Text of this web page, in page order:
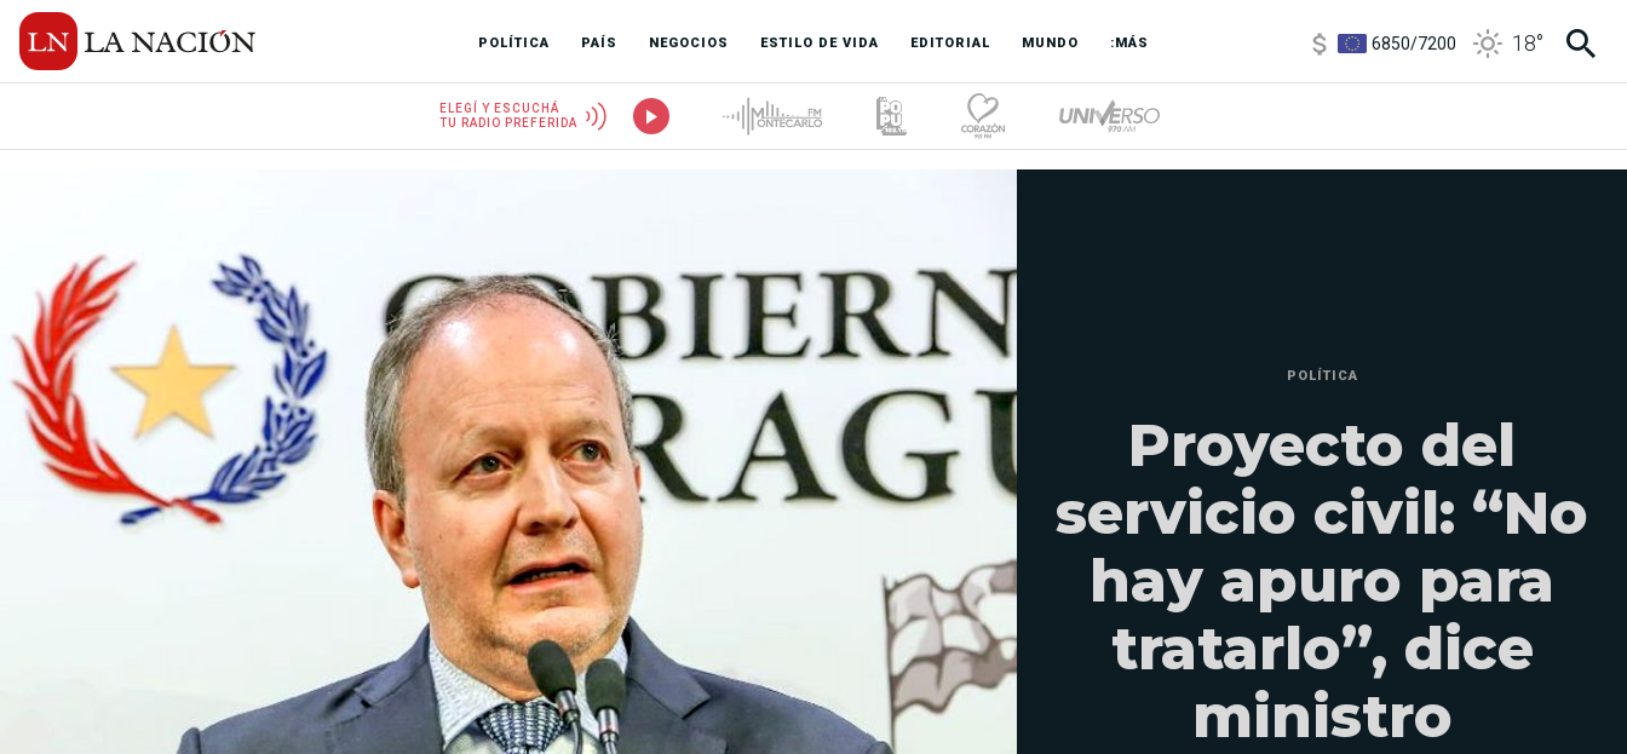
POLÍTICA PAÍS NEGOCIOS ESTILO DE VIDA EDITORIAL MUNDO :MÁS
5900/5960 18°
ELEGÍ Y ESCUCHÁ
TU RADIO PREFERIDA
POLÍTICA
Proyecto del
servicio civil: “No
hay apuro para
tratarlo”, dice
ministro